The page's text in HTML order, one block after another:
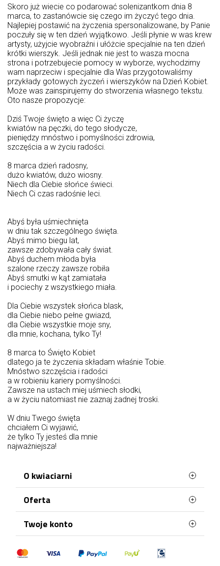
Skoro już wiecie co podarować solenizantkom dnia 8
marca, to zastanówcie się czego im życzyć tego dnia.
Najlepiej postawić na życzenia spersonalizowane, by Panie
poczuły się w ten dzień wyjątkowo. Jeśli płynie w was krew
artysty, użyjcie wyobraźni i ułóżcie specjalnie na ten dzień
krótki wierszyk. Jeśli jednak nie jest to wasza mocna
strona i potrzebujecie pomocy w wyborze, wychodzimy
wam naprzeciw i specjalnie dla Was przygotowaliśmy
przykłady gotowych życzeń i wierszyków na Dzień Kobiet.
Może was zainspirujemy do stworzenia własnego tekstu.
Oto nasze propozycje:
Dziś Twoje święto a więc Ci życzę
kwiatów na pęczki, do tego słodycze,
pieniędzy mnóstwo i pomyślności zdrowia,
szczęścia a w życiu radości.
8 marca dzień radosny,
dużo kwiatów, dużo wiosny.
Niech dla Ciebie słońce świeci.
Niech Ci czas radośnie leci.
Abyś była uśmiechnięta
w dniu tak szczególnego święta.
Abyś mimo biegu lat,
zawsze zdobywała cały świat.
Abyś duchem młoda była
szalone rzeczy zawsze robiła
Abyś smutki w kąt zamiatała
i pociechy z wszystkiego miała.
Dla Ciebie wszystek słońca blask,
dla Ciebie niebo pełne gwiazd,
dla Ciebie wszystkie moje sny,
dla mnie, kochana, tylko Ty!
8 marca to Święto Kobiet
dlatego ja te życzenia składam właśnie Tobie.
Mnóstwo szczęścia i radości
a w robieniu kariery pomyślności.
Zawsze na ustach miej uśmiech słodki,
a w życiu natomiast nie zaznaj żadnej troski.
W dniu Twego święta
chciałem Ci wyjawić,
że tylko Ty jesteś dla mnie
najważniejsza!
O kwiaciarni
Petunias.pl to wyjątkowa poczta z kwiatami,
dzięki której wyślesz przepiękne kwiaty dla bliskiej
zawsze w niskich cenach. Nasi doświadczeni
floryści dbają nawet o najmniejszy szczegół, tak
aby właśnie to Twój bukiet był jedyny w swoim
rodzaju. To co nas wyróżnia to: szybka i
Oferta
Mapa strony
Twoje konto
Zamówienia